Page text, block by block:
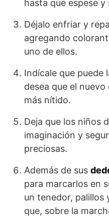
hasta que espese
Déjalo enfriar y
agregando
uno de ellos.
Indícale que puede
desea que el
más nítido.
Deja que los niños
imaginación y
preciosas.
Además de sus
para marcarlos en
un tenedor, palillos
que, sobre la